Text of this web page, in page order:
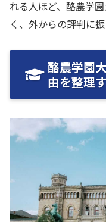
れる人ほど、酪農学
く、外からの評判に
酪農学園
由を整理